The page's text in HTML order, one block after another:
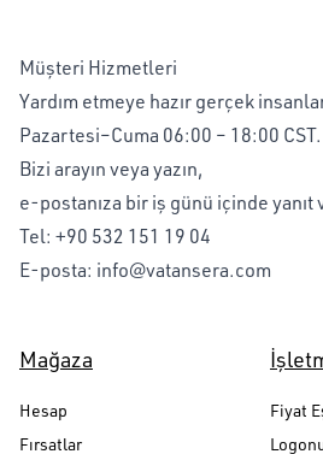
Müşteri Hizmetleri
Yardım etmeye hazır gerçek
Pazartesi–Cuma 06:00 – 18:00 CST.
Bizi arayın veya yazın,
e-postanıza bir iş günü içinde yanıt
Tel: +90 532 151 19 04
E-posta: info@vatansera.com
Mağaza
Hesap
Fırsatlar
Fiyat